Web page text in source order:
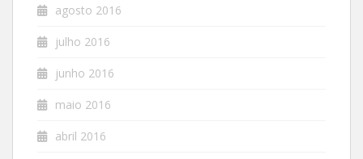
agosto 2016
julho 2016
junho 2016
maio 2016
abril 2016